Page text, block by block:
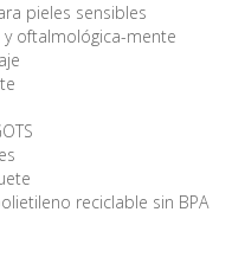
pieles sensibles
oftalmológica-mente
reciclable sin BPA